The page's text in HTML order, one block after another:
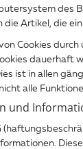
des
Artikel, die
Cookies
dauerhaft
ist in allen
alle
und